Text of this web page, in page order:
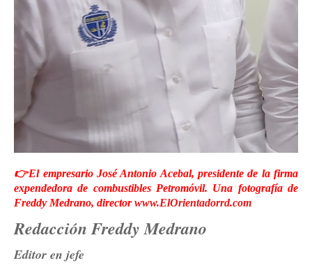
👉El empresario José Antonio Acebal, presidente de la firma
expendedora de combustibles Petromóvil. Una fotografía de
Freddy Medrano, directorwww.ElOrientadorrd.com
Redacción Freddy Medrano
Editor en jefe